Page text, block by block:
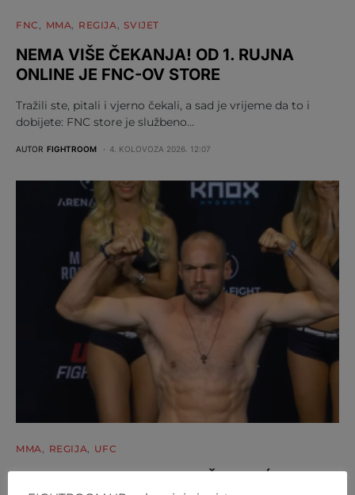
FNC MMA REGIJA SVIJET
NEMA VIŠE ČEKANJA! OD 1. RUJNA
ONLINE JE FNC-OV STORE
Tražili ste, pitali i vjerno čekali, a sad je vrijeme da to i
dobijete: FNC store je službeno…
AUTOR FIGHTROOM 4. KOLOVOZA 2026. 12:07
MMA REGIJA UFC